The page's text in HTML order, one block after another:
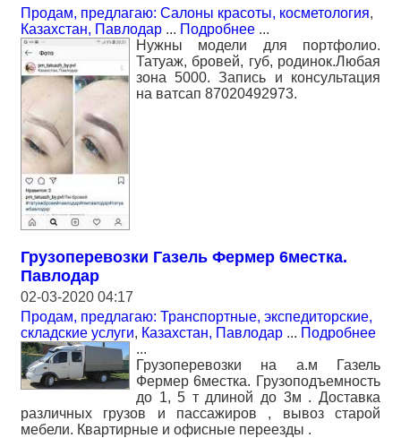
Продам, предлагаю: Салоны красоты, косметология,
Казахстан, Павлодар ... Подробнее ...
Нужны модели для портфолио.
Татуаж, бровей, губ, родинок.Любая
зона 5000. Запись и консультация
на ватсап 87020492973.
Грузоперевозки Газель Фермер 6местка.
Павлодар
02-03-2020 04:17
Продам, предлагаю: Транспортные, экспедиторские,
складские услуги, Казахстан, Павлодар ... Подробнее
...
Грузоперевозки на а.м Газель
Фермер 6местка. Грузоподъемность
до 1, 5 т длиной до 3м . Доставка
различных грузов и пассажиров , вывоз старой
мебели. Квартирные и офисные переезды .